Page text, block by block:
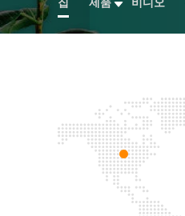
집 제품 비디오